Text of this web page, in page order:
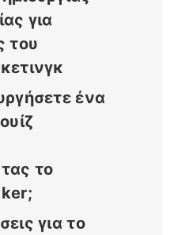
για
του
ένα
το
για το